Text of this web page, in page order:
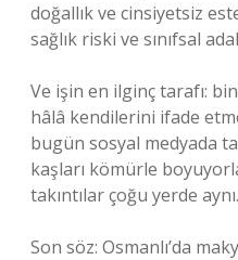
doğallık ve cinsiyetsiz
sağlık riski ve sınıfsal
Ve işin en ilginç tarafı:
hâlâ kendilerini ifade
bugün sosyal medyada
kaşları kömürle
takıntılar çoğu yerde aynı.
Son söz: Osmanlı’da